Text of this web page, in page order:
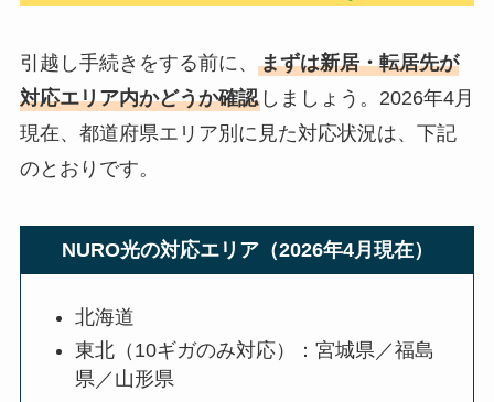
引越し手続きをする前に、 まずは新居・転居先が
対応エリア内かどうか確認しましょう。2026年4月
現在、都道府県エリア別に見た対応状況は、下記
のとおりです。
NURO光の対応エリア（2026年4月現在）
北海道
東北（10ギガのみ対応）：宮城県／福島
県／山形県